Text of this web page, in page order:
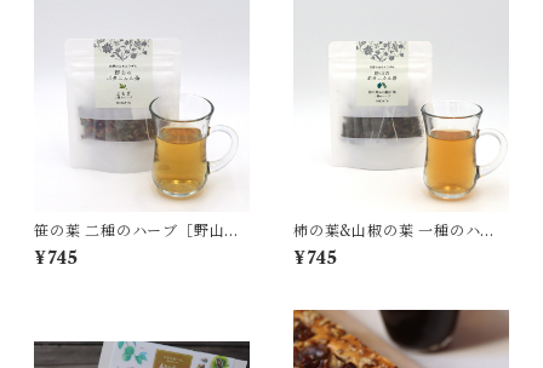
笹の葉 二種のハーブ［野山の
ボタニカル茶］
¥745
柿の葉&山椒の葉 一種のハー
ブ［野山のボタニカル茶］
¥745